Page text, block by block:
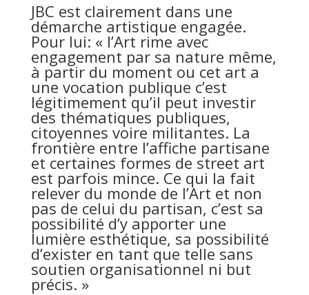
JBC est clairement dans une
démarche artistique engagée.
Pour lui: « l’Art rime avec
engagement par sa nature même,
à partir du moment ou cet art a
une vocation publique c’est
légitimement qu’il peut investir
des thématiques publiques,
citoyennes voire militantes. La
frontière entre l’affiche partisane
et certaines formes de street art
est parfois mince. Ce qui la fait
relever du monde de l’Art et non
pas de celui du partisan, c’est sa
possibilité d’y apporter une
lumière esthétique, sa possibilité
d’exister en tant que telle sans
soutien organisationnel ni but
précis. »